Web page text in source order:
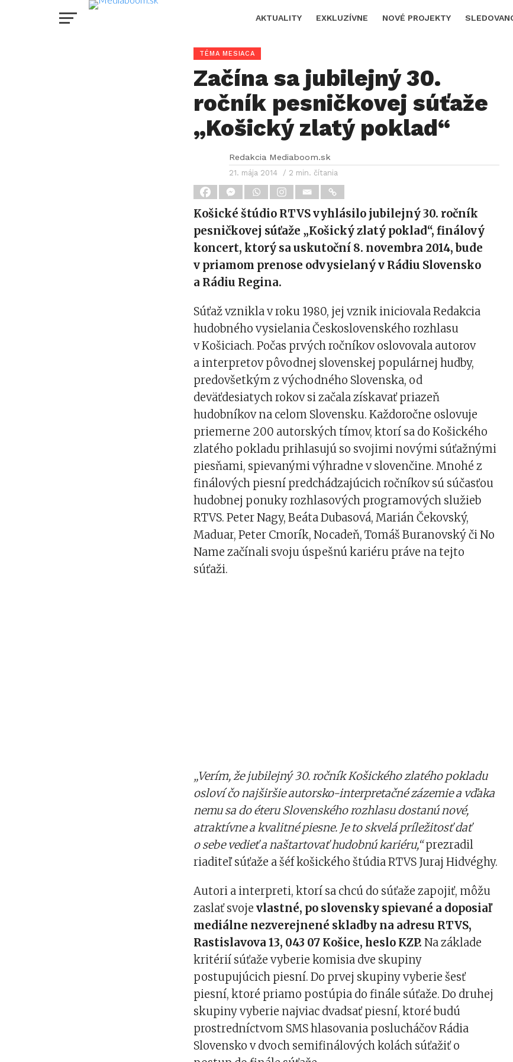
AKTUALITY EXKLUZÍVNE NOVÉ PROJEKTY
TÉMA MESIACA
Začína sa jubilejný 30.
ročník pesničkovej súťaže
„Košický zlatý poklad“
Redakcia Mediaboom.sk
21. mája 2014 / 2 min. čítania
Košické štúdio RTVS vyhlásilo jubilejný 30. ročník
pesničkovej súťaže „Košický zlatý poklad“, finálový
koncert, ktorý sa uskutoční 8. novembra 2014, bude
v priamom prenose odvysielaný v Rádiu Slovensko
a Rádiu Regina.
Súťaž vznikla v roku 1980, jej vznik iniciovala Redakcia
hudobného vysielania Československého rozhlasu
v Košiciach. Počas prvých ročníkov oslovovala autorov
a interpretov pôvodnej slovenskej populárnej hudby,
predovšetkým z východného Slovenska, od
deväťdesiatych rokov si začala získavať priazeň
hudobníkov na celom Slovensku. Každoročne oslovuje
priemerne 200 autorských tímov, ktorí sa do Košického
zlatého pokladu prihlasujú so svojimi novými súťažnými
piesňami, spievanými výhradne v slovenčine. Mnohé z
finálových piesní predchádzajúcich ročníkov sú súčasťou
hudobnej ponuky rozhlasových programových služieb
RTVS. Peter Nagy, Beáta Dubasová, Marián Čekovský,
Maduar, Peter Cmorík, Nocadeň, Tomáš Buranovský či No
Name začínali svoju úspešnú kariéru práve na tejto
súťaži.
„Verím, že jubilejný 30. ročník Košického zlatého pokladu
osloví čo najširšie autorsko-interpretačné zázemie a vďaka
nemu sa do éteru Slovenského rozhlasu dostanú nové,
atraktívne a kvalitné piesne. Je to skvelá príležitosť dať
o sebe vedieť a naštartovať hudobnú kariéru,“prezradil
riaditeľ súťaže a šéf košického štúdia RTVS Juraj Hidvéghy.
Autori a interpreti, ktorí sa chcú do súťaže zapojiť, môžu
zaslať svoje vlastné, po slovensky spievané a doposiaľ
mediálne nezverejnené skladby na adresu RTVS,
Rastislavova 13, 043 07 Košice, heslo KZP. Na základe
kritérií súťaže vyberie komisia dve skupiny
postupujúcich piesní. Do prvej skupiny vyberie šesť
piesní, ktoré priamo postúpia do finále súťaže. Do druhej
skupiny vyberie najviac dvadsať piesní, ktoré budú
prostredníctvom SMS hlasovania poslucháčov Rádia
Slovensko v dvoch semifinálových kolách súťažiť o